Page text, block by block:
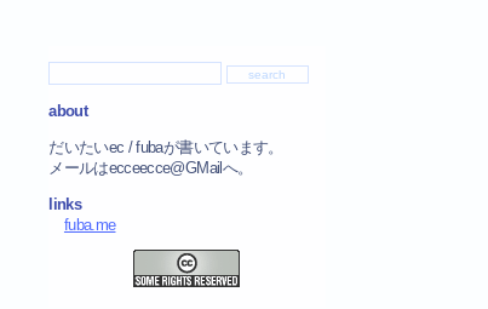
about
だいたいec / fubaが書いています。
メールはecceecce@GMailへ。
links
fuba.me